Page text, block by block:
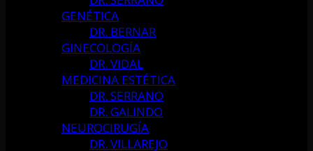
GENÉTICA
DR. BERNAR
GINECOLOGÍA
DR. VIDAL
MEDICINA ESTÉTICA
DR. SERRANO
DR. GALINDO
NEUROCIRUGÍA
DR. VILLAREJO